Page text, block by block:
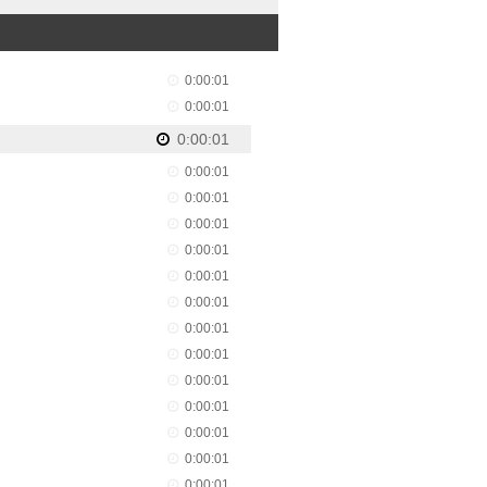
0:00:01
0:00:01
0:00:01
0:00:01
0:00:01
0:00:01
0:00:01
0:00:01
0:00:01
0:00:01
0:00:01
0:00:01
0:00:01
0:00:01
0:00:01